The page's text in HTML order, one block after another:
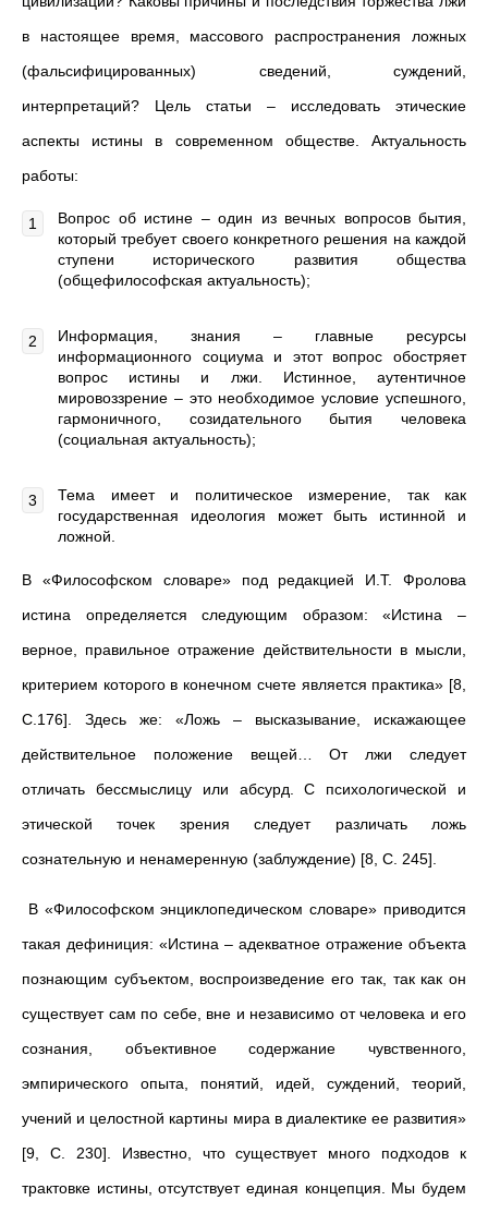
в настоящее время, массового распространения ложных
(фальсифицированных) сведений, суждений,
интерпретаций? Цель статьи – исследовать этические
аспекты истины в современном обществе. Актуальность
работы:
Вопрос об истине – один из вечных вопросов бытия,
который требует своего конкретного решения на каждой
ступени исторического развития общества
(общефилософская актуальность);
Информация, знания – главные ресурсы
информационного социума и этот вопрос обостряет
вопрос истины и лжи. Истинное, аутентичное
мировоззрение – это необходимое условие успешного,
гармоничного, созидательного бытия человека
(социальная актуальность);
Тема имеет и политическое измерение, так как
государственная идеология может быть истинной и
ложной.
В «Философском словаре» под редакцией И.Т. Фролова
истина определяется следующим образом: «Истина –
верное, правильное отражение действительности в мысли,
критерием которого в конечном счете является практика» [8,
С.176]. Здесь же: «Ложь – высказывание, искажающее
действительное положение вещей… От лжи следует
отличать бессмыслицу или абсурд. С психологической и
этической точек зрения следует различать ложь
сознательную и ненамеренную (заблуждение) [8, С. 245].
В «Философском энциклопедическом словаре» приводится
такая дефиниция: «Истина – адекватное отражение объекта
познающим субъектом, воспроизведение его так, так как он
существует сам по себе, вне и независимо от человека и его
сознания, объективное содержание чувственного,
эмпирического опыта, понятий, идей, суждений, теорий,
учений и целостной картины мира в диалектике ее развития»
[9, С. 230]. Известно, что существует много подходов к
трактовке истины, отсутствует единая концепция. Мы будем